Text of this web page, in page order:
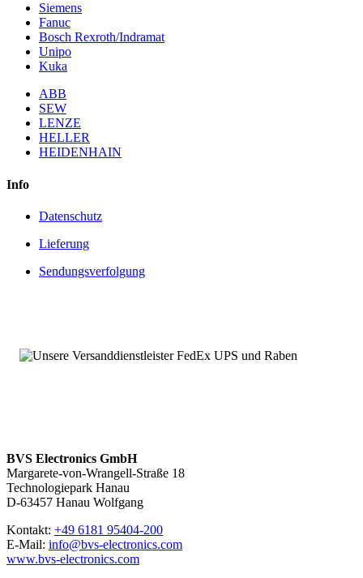
Siemens
Fanuc
Bosch Rexroth/Indramat
Unipo
Kuka
ABB
SEW
LENZE
HELLER
HEIDENHAIN
Info
Datenschutz
Lieferung
Sendungsverfolgung
BVS Electronics GmbH
Margarete-von-Wrangell-Straße 18
Technologiepark Hanau
D-63457 Hanau Wolfgang
Kontakt: +49 6181 95404-200
E-Mail: info@bvs-electronics.com
www.bvs-electronics.com